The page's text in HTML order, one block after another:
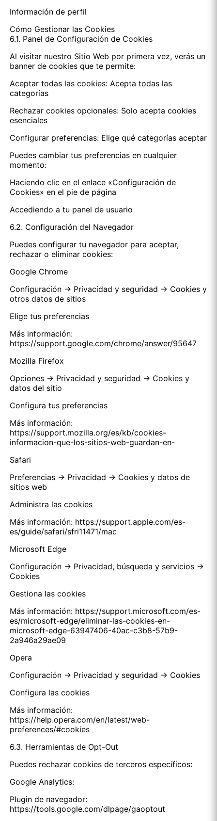
Información de perfil
Cómo Gestionar las Cookies
6.1. Panel de Configuración de Cookies
Al visitar nuestro Sitio Web por primera vez, verás un
banner de cookies que te permite:
Aceptar todas las cookies: Acepta todas las
categorías
Rechazar cookies opcionales: Solo acepta cookies
esenciales
Configurar preferencias: Elige qué categorías aceptar
Puedes cambiar tus preferencias en cualquier
momento:
Haciendo clic en el enlace «Configuración de
Cookies» en el pie de página
Accediendo a tu panel de usuario
6.2. Configuración del Navegador
Puedes configurar tu navegador para aceptar,
rechazar o eliminar cookies:
Google Chrome
Configuración → Privacidad y seguridad → Cookies y
otros datos de sitios
Elige tus preferencias
Más información:
https://support.google.com/chrome/answer/95647
Mozilla Firefox
Opciones → Privacidad y seguridad → Cookies y
datos del sitio
Configura tus preferencias
Más información:
https://support.mozilla.org/es/kb/cookies-
informacion-que-los-sitios-web-guardan-en-
Safari
Preferencias → Privacidad → Cookies y datos de
sitios web
Administra las cookies
Más información: https://support.apple.com/es-
es/guide/safari/sfri11471/mac
Microsoft Edge
Configuración → Privacidad, búsqueda y servicios →
Cookies
Gestiona las cookies
Más información: https://support.microsoft.com/es-
es/microsoft-edge/eliminar-las-cookies-en-
microsoft-edge-63947406-40ac-c3b8-57b9-
2a946a29ae09
Opera
Configuración → Privacidad y seguridad → Cookies
Configura las cookies
Más información:
https://help.opera.com/en/latest/web-
preferences/#cookies
6.3. Herramientas de Opt-Out
Puedes rechazar cookies de terceros específicos:
Google Analytics:
Plugin de navegador:
https://tools.google.com/dlpage/gaoptout